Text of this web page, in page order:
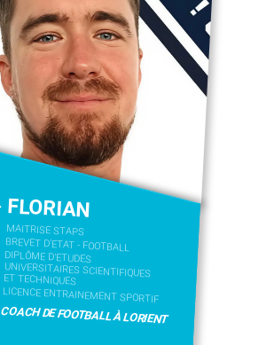
FLORIAN
MAITRISE STAPS
BREVET D'ETAT - FOOTBALL
DIPLÔME D'ETUDES
UNIVERSITAIRES SCIENTIFIQUES
ET TECHNIQUES
LICENCE ENTRAINEMENT SPORTIF
COACH DE FOOTBALL À LORIENT